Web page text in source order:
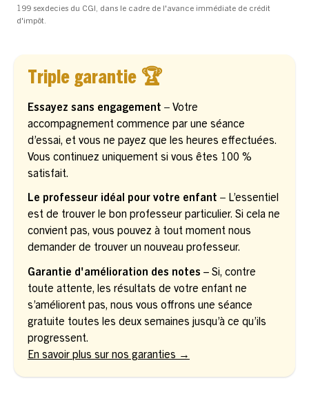
199 sexdecies du CGI, dans le cadre de l'avance immédiate de crédit
d'impôt.
Triple garantie 🏆
Essayez sans engagement – Votre
accompagnement commence par une séance
d’essai, et vous ne payez que les heures effectuées.
Vous continuez uniquement si vous êtes 100 %
satisfait.
Le professeur idéal pour votre enfant – L’essentiel
est de trouver le bon professeur particulier. Si cela ne
convient pas, vous pouvez à tout moment nous
demander de trouver un nouveau professeur.
Garantie d'amélioration des notes – Si, contre
toute attente, les résultats de votre enfant ne
s’améliorent pas, nous vous offrons une séance
gratuite toutes les deux semaines jusqu’à ce qu’ils
progressent.
En savoir plus sur nos garanties →